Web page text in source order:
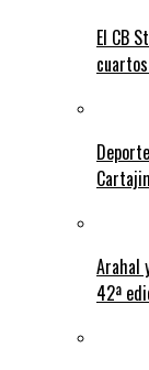
El CB
Arahal
42ª